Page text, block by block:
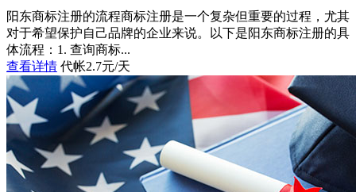
阳东商标注册的流程商标注册是一个复杂但重要的过程，尤其
对于希望保护自己品牌的企业来说。以下是阳东商标注册的具
体流程：1. 查询商标...
查看详情 代帐2.7元/天